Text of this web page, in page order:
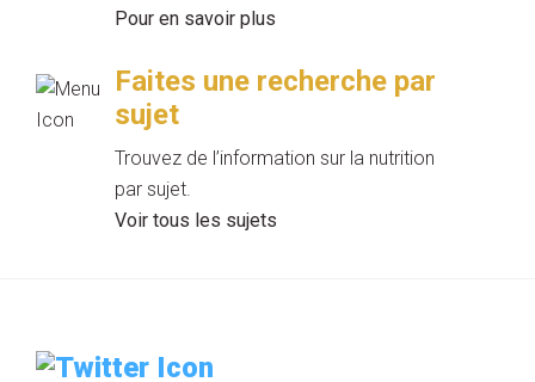
Pour en savoir plus
Faites une recherche par
sujet
Trouvez de l’information sur la nutrition
par sujet.
Voir tous les sujets